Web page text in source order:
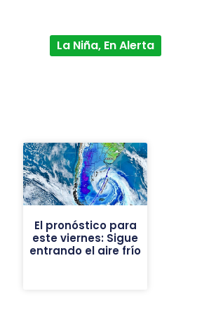
La Niña, En Alerta
El pronóstico para
este viernes: Sigue
entrando el aire frío